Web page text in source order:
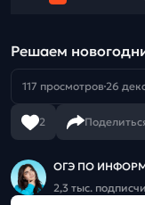
Решаем
117 просмотров 26
2
ОГЭ ПО
2,3 тыс.